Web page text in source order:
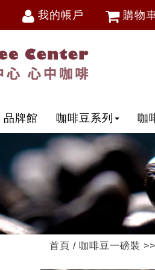
我的帳戶
忘記密碼
加入會員
VIP申請
購物
品牌館 咖啡豆系列 咖
首頁 / 咖啡豆一磅裝 >>